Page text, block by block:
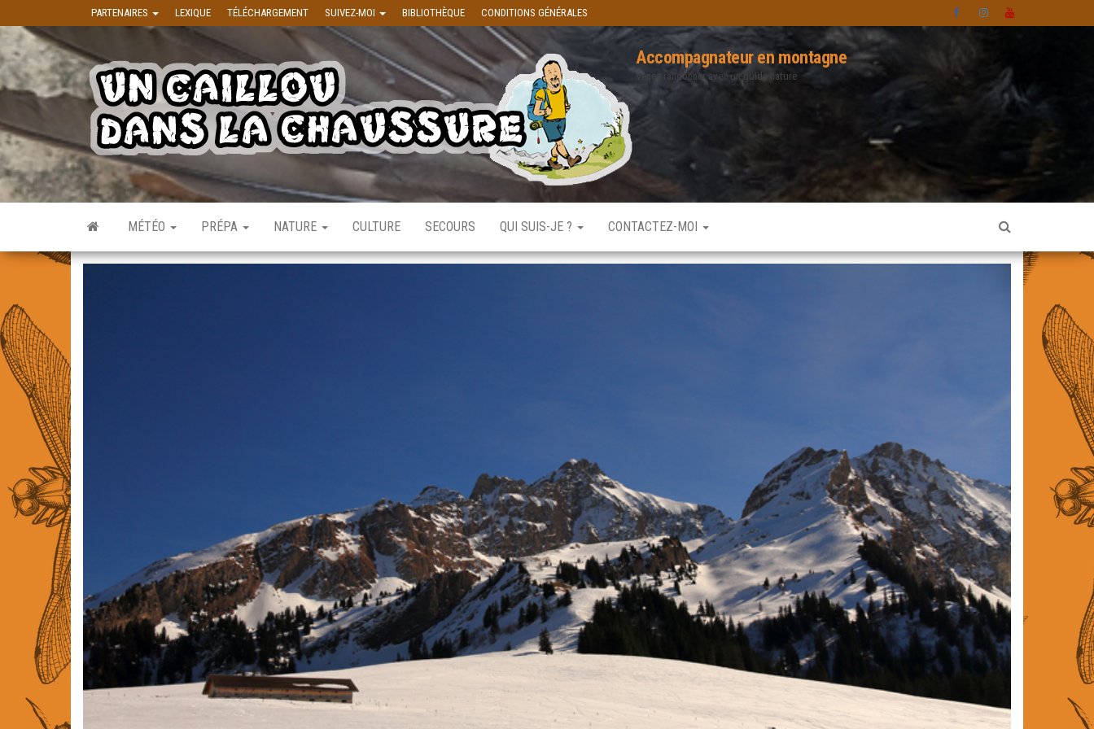
Skip to the contentPARTENAIRES LEXIQUE TÉLÉCHARGEMENT SUIVEZ-MOI BIBLIOTHÈQUE CONDITIONS GÉNÉRALES
Accompagnateur en montagne
Venez randonner avec un guide nature
MÉTÉO PRÉPA NATURE CULTURE SECOURS QUI SUIS-JE ? CONTACTEZ-MOI